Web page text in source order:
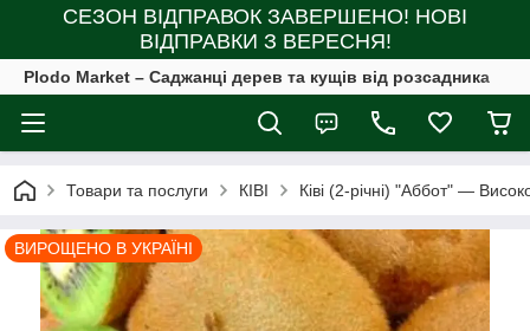
СЕЗОН ВІДПРАВОК ЗАВЕРШЕНО! НОВІ
ВІДПРАВКИ З ВЕРЕСНЯ!
Plodo Market – Саджанці дерев та кущів від розсадника
Товари та послуги КІВІ Ківі (2-річні) "Аббот" —
ВИРОЩЕНО В УКРАЇНІ